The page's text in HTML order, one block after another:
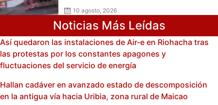
10 agosto, 2026
Noticias Más Leídas
Así quedaron las instalaciones de Air-e en Riohacha tras
las protestas por los constantes apagones y
fluctuaciones del servicio de energía
Hallan cadáver en avanzado estado de descomposición
en la antigua vía hacia Uribia, zona rural de Maicao